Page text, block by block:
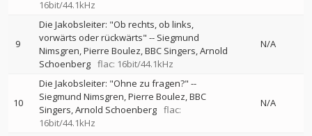
16bit/44.1kHz
9
Die Jakobsleiter: "Ob rechts, ob links,
vorwärts oder rückwärts" -- Siegmund
Nimsgren Pierre Boulez BBC Singers Arnold
Schoenberg flac: 16bit/44.1kHz
N/A
10
Die Jakobsleiter: "Ohne zu fragen?" --
Siegmund Nimsgren Pierre Boulez BBC
Singers Arnold Schoenberg flac:
16bit/44.1kHz
N/A